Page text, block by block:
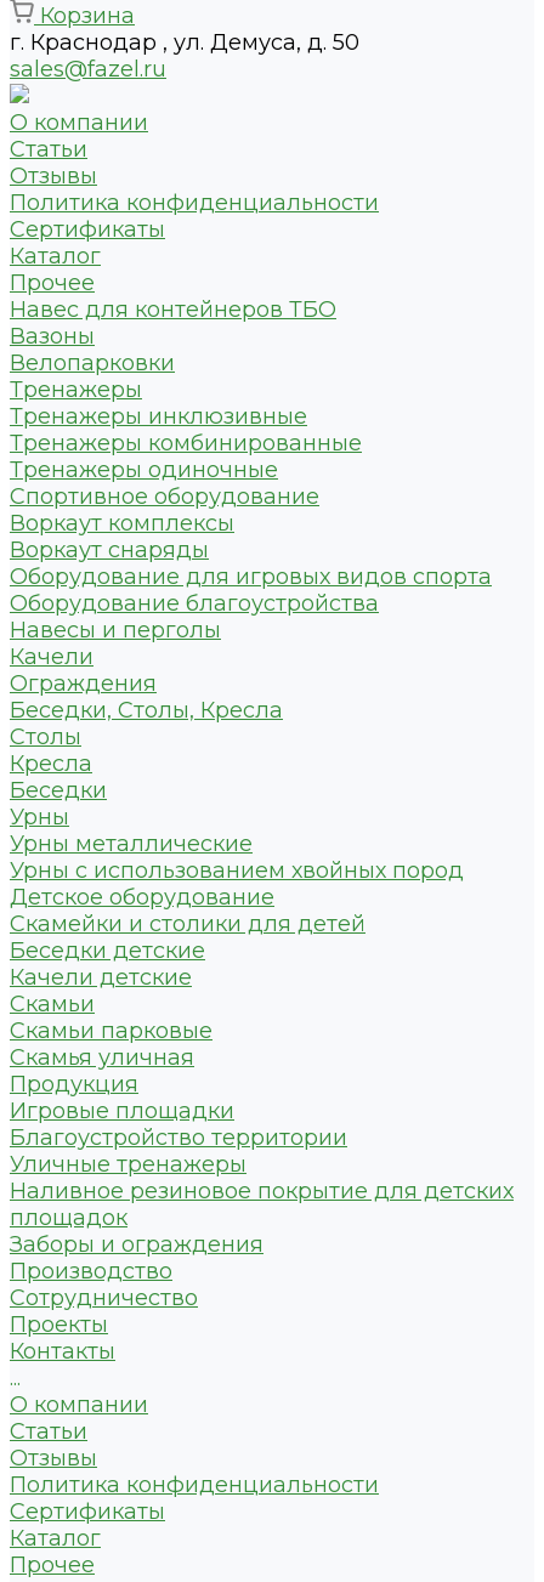
Корзина
г. Краснодар , ул. Демуса, д. 50
sales@fazel.ru
О компании
Статьи
Отзывы
Политика конфиденциальности
Сертификаты
Каталог
Прочее
Навес для контейнеров ТБО
Вазоны
Велопарковки
Тренажеры
Тренажеры инклюзивные
Тренажеры комбинированные
Тренажеры одиночные
Спортивное оборудование
Воркаут комплексы
Воркаут снаряды
Оборудование для игровых видов спорта
Оборудование благоустройства
Навесы и перголы
Качели
Ограждения
Беседки, Столы, Кресла
Столы
Кресла
Беседки
Урны
Урны металлические
Урны с использованием хвойных пород
Детское оборудование
Скамейки и столики для детей
Беседки детские
Качели детские
Скамьи
Скамьи парковые
Скамья уличная
Продукция
Игровые площадки
Благоустройство территории
Уличные тренажеры
Наливное резиновое покрытие для детских
площадок
Заборы и ограждения
Производство
Сотрудничество
Проекты
Контакты
...
О компании
Статьи
Отзывы
Политика конфиденциальности
Сертификаты
Каталог
Прочее